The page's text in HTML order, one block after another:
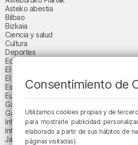
Asteko abestia
Bilbao
Bizkaia
Ciencia y salud
Cultura
Deportes
Economía
El paisaje de la semana
El paisaje del día
Espacio patrocinado
Euskadi
Gastronomía
Gaurko abestia
Informativos
Internacional
Jaialdi 2025
Consentimiento de
Utilizamos cookies propias y de
para mostrarle publicidad
elaborado a partir de sus hábitos de
páginas visitadas).